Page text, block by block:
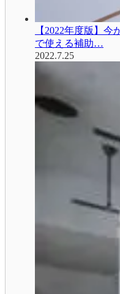
【2022年度版】
で使える補助…
2022.7.25